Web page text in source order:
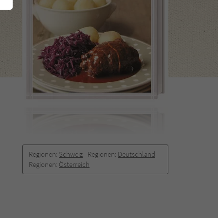
Regionen: Schweiz Regionen: Deutschland
Regionen: Österreich